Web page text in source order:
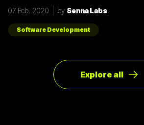
รูปแบบการเขียนภาษา Javascript ที่แตกต่าง
การเขียนที่หลากหลาย มาแบ่งปันเพื่อน ๆ เกี่
Array ด้วยภาษา Javascript กัน เรามาดูตัว
โดยปกติแล้วการ copy ค่าจาก value type
ได้ดังนี้
07 Feb, 2020 by Senna Labs
Software Development
Explore all